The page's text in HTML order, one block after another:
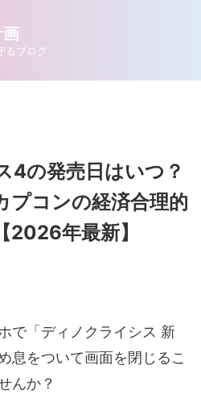
るブログ
4の発売日はいつ？
プコンの経済合理的
2026年最新】
で「ディノクライシス 新
息をついて画面を閉じるこ
んか？